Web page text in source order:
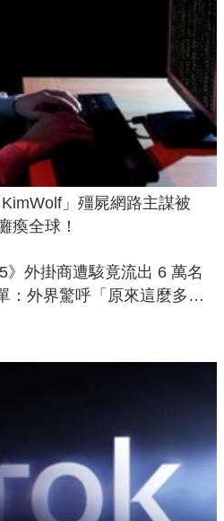
」殭屍網路主謀被
瘓全球！
5》外掛商遭駭竟流出 6 萬名
：外界驚呼「原來這麼多人
」